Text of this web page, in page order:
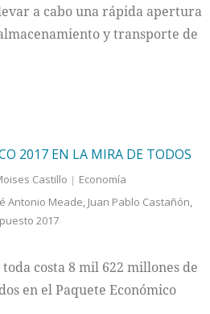
a cabo una rápida apertura
y transporte de
2017 EN LA MIRA DE TODOS
Castillo
Economía
Antonio Meade, Juan Pablo Castañón,
2017
costa 8 mil 622 millones de
en el Paquete Económico